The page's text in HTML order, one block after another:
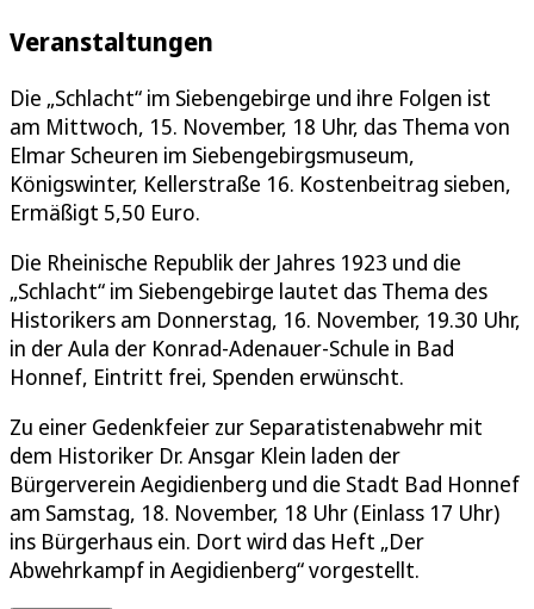
Veranstaltungen
Die „Schlacht“ im Siebengebirge und ihre Folgen ist
am Mittwoch, 15. November, 18 Uhr, das Thema von
Elmar Scheuren im Siebengebirgsmuseum,
Königswinter, Kellerstraße 16. Kostenbeitrag sieben,
Ermäßigt 5,50 Euro.
Die Rheinische Republik der Jahres 1923 und die
„Schlacht“ im Siebengebirge lautet das Thema des
Historikers am Donnerstag, 16. November, 19.30 Uhr,
in der Aula der Konrad-Adenauer-Schule in Bad
Honnef, Eintritt frei, Spenden erwünscht.
Zu einer Gedenkfeier zur Separatistenabwehr mit
dem Historiker Dr. Ansgar Klein laden der
Bürgerverein Aegidienberg und die Stadt Bad Honnef
am Samstag, 18. November, 18 Uhr (Einlass 17 Uhr)
ins Bürgerhaus ein. Dort wird das Heft „Der
Abwehrkampf in Aegidienberg“ vorgestellt.